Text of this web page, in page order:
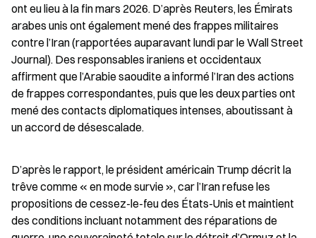
ont eu lieu à la fin mars 2026. D’après Reuters, les Émirats
arabes unis ont également mené des frappes militaires
contre l’Iran (rapportées auparavant lundi par le Wall Street
Journal). Des responsables iraniens et occidentaux
affirment que l’Arabie saoudite a informé l’Iran des actions
de frappes correspondantes, puis que les deux parties ont
mené des contacts diplomatiques intenses, aboutissant à
un accord de désescalade.
D’après le rapport, le président américain Trump décrit la
trêve comme « en mode survie », car l’Iran refuse les
propositions de cessez-le-feu des États-Unis et maintient
des conditions incluant notamment des réparations de